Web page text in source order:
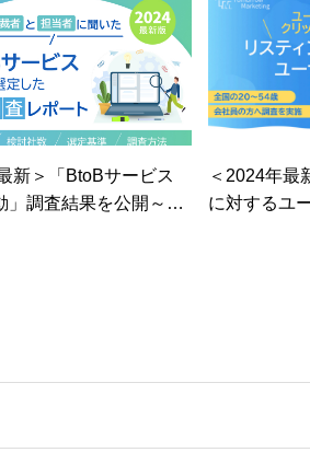
新＞「BtoBサービス
」調査結果を公開～Bt
＜2024年最
に対するユ